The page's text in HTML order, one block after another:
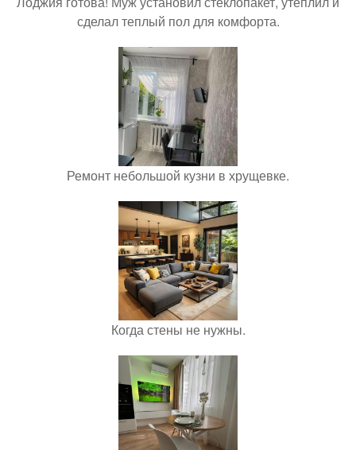
сделал теплый пол для комфорта.
Ремонт небольшой кузни в хрущевке.
Когда стены не нужны.